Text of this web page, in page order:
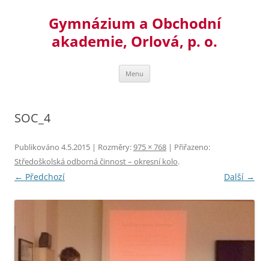
Gymnázium a Obchodní
akademie, Orlová, p. o.
Menu
SOC_4
Publikováno 4.5.2015 | Rozměry:975 × 768 | Přiřazeno:
Středoškolská odborná činnost – okresní kolo.
← Předchozí Další →